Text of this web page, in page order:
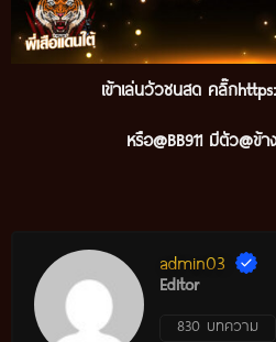
เข้าเล่นวัวชนสด คลิ๊ก
หรือ@BB911 มีตัว@ข้
admin03
Editor
830 บทความ